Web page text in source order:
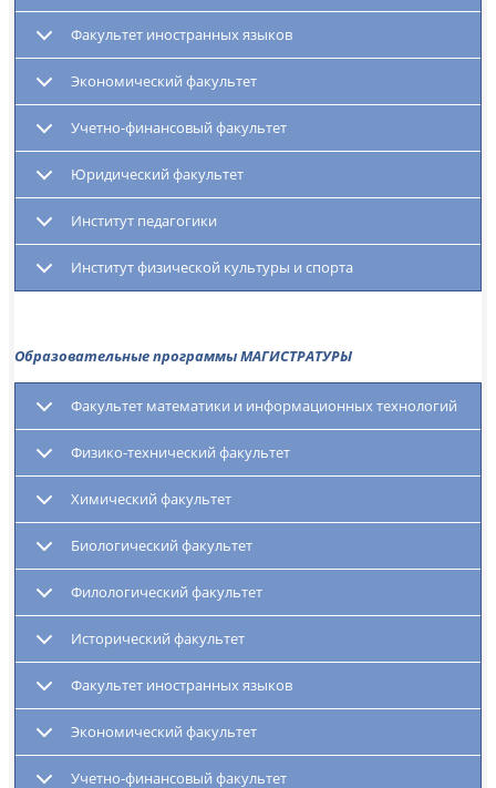
Факультет иностранных языков
Экономический факультет
Учетно-финансовый факультет
Юридический факультет
Институт педагогики
Институт физической культуры и спорта
Образовательные программы МАГИСТРАТУРЫ
Факультет математики и информационных технологий
Физико-технический факультет
Химический факультет
Биологический факультет
Филологический факультет
Исторический факультет
Факультет иностранных языков
Экономический факультет
Учетно-финансовый факультет